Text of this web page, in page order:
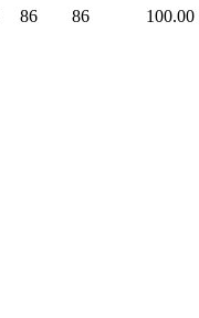
86 86 100.00